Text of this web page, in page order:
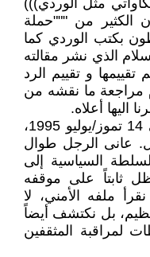
مثل الوردي)))
الكثير من """حملة
بكتب الوردي كما
الذي نشر مقالته
و تقييم الرد
مراجعة ما نقشه من
اليها أعلاه.
13: ورد: [رحل الوردي الوردي في 14 تموز/يوليو 1995،
عانى الرجل طوال
السياسية إلى
ظل ثابتاً على موقفه
ملفه الأمني، لا
بل نكتشف أيضاً
لمراقبة المثقفين